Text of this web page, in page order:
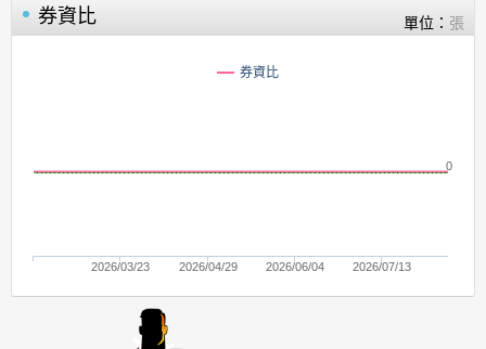
券資比 單位： 張
券資比
2026/03/23 2026/04/29 2026/06/04 2026/07/13
0